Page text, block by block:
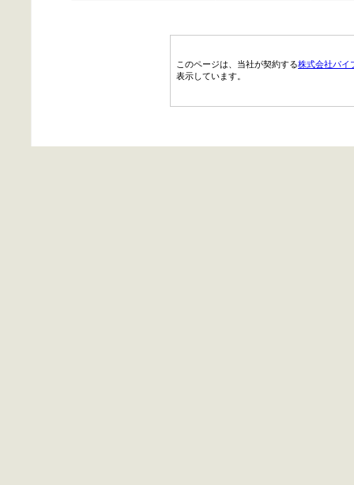
このページは、当社が契約する株式会社パイ
表示しています。